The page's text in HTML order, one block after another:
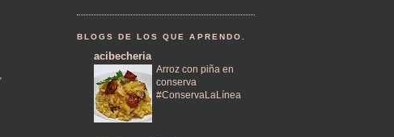
BLOGS DE LOS QUE APRENDO.
acibecheria
Arroz con piña en
conserva
#ConservaLaLínea